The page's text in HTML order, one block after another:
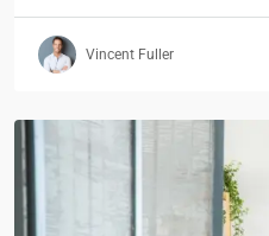
Vincent Fuller